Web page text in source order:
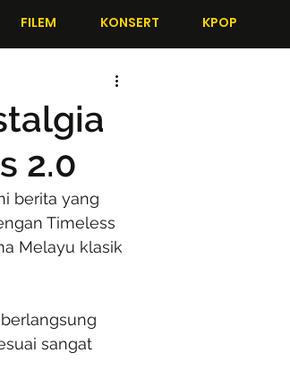
FILEM KONSERT KPOP
2.0
berita yang
Timeless
Melayu klasik
sangat